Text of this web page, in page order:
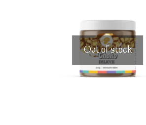
Out of stock